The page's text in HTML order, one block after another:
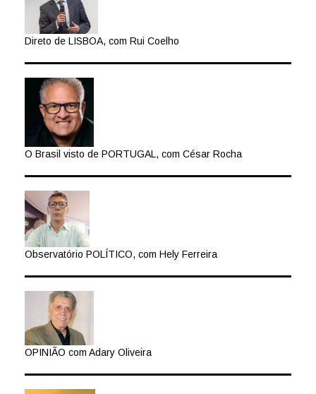
Direto de LISBOA, com Rui Coelho
O Brasil visto de PORTUGAL, com César Rocha
Observatório POLÍTICO, com Hely Ferreira
OPINIÃO com Adary Oliveira